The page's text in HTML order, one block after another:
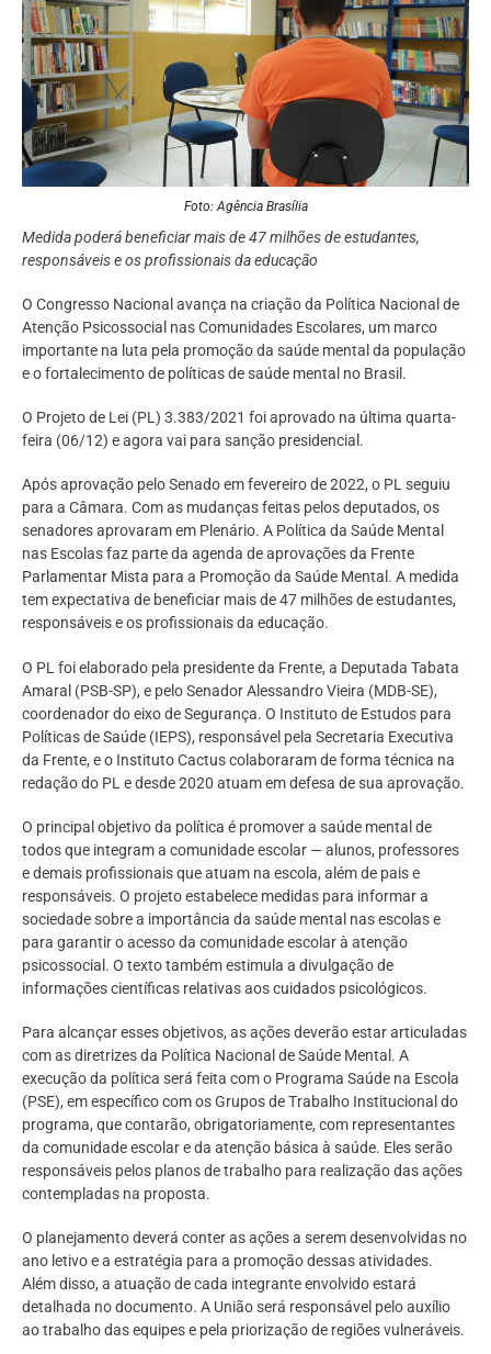
Foto: Agência Brasília
Medida poderá beneficiar mais de 47 milhões de estudantes,
responsáveis e os profissionais da educação
O Congresso Nacional avança na criação da Política Nacional de
Atenção Psicossocial nas Comunidades Escolares, um marco
importante na luta pela promoção da saúde mental da população
e o fortalecimento de políticas de saúde mental no Brasil.
O Projeto de Lei (PL) 3.383/2021 foi aprovado na última quarta-
feira (06/12) e agora vai para sanção presidencial.
Após aprovação pelo Senado em fevereiro de 2022, o PL seguiu
para a Câmara. Com as mudanças feitas pelos deputados, os
senadores aprovaram em Plenário. A Política da Saúde Mental
nas Escolas faz parte da agenda de aprovações da Frente
Parlamentar Mista para a Promoção da Saúde Mental. A medida
tem expectativa de beneficiar mais de 47 milhões de estudantes,
responsáveis e os profissionais da educação.
O PL foi elaborado pela presidente da Frente, a Deputada Tabata
Amaral (PSB-SP), e pelo Senador Alessandro Vieira (MDB-SE),
coordenador do eixo de Segurança. O Instituto de Estudos para
Políticas de Saúde (IEPS), responsável pela Secretaria Executiva
da Frente, e o Instituto Cactus colaboraram de forma técnica na
redação do PL e desde 2020 atuam em defesa de sua aprovação.
O principal objetivo da política é promover a saúde mental de
todos que integram a comunidade escolar — alunos, professores
e demais profissionais que atuam na escola, além de pais e
responsáveis. O projeto estabelece medidas para informar a
sociedade sobre a importância da saúde mental nas escolas e
para garantir o acesso da comunidade escolar à atenção
psicossocial. O texto também estimula a divulgação de
informações científicas relativas aos cuidados psicológicos.
Para alcançar esses objetivos, as ações deverão estar articuladas
com as diretrizes da Política Nacional de Saúde Mental. A
execução da política será feita com o Programa Saúde na Escola
(PSE), em específico com os Grupos de Trabalho Institucional do
programa, que contarão, obrigatoriamente, com representantes
da comunidade escolar e da atenção básica à saúde. Eles serão
responsáveis pelos planos de trabalho para realização das ações
contempladas na proposta.
O planejamento deverá conter as ações a serem desenvolvidas no
ano letivo e a estratégia para a promoção dessas atividades.
Além disso, a atuação de cada integrante envolvido estará
detalhada no documento. A União será responsável pelo auxílio
ao trabalho das equipes e pela priorização de regiões vulneráveis.